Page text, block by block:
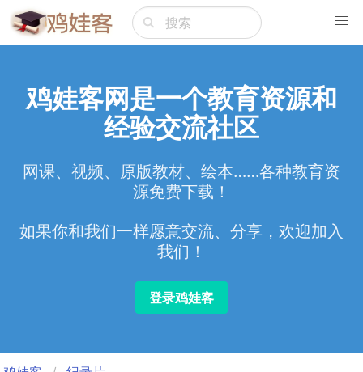
鸡娃客网是一个教育资源和
经验交流社区
网课、视频、原版教材、绘本……各种教育资
源免费下载！
如果你和我们一样愿意交流、分享，欢迎加入
我们！
登录鸡娃客